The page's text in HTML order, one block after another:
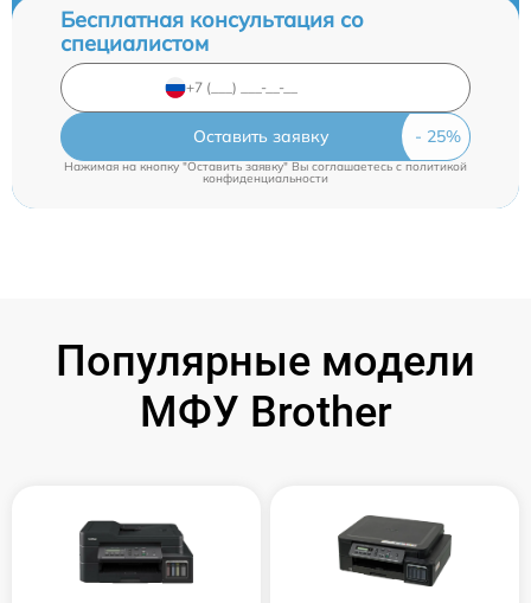
Бесплатная консультация со
специалистом
Оставить заявку
Нажимая на кнопку "Оставить заявку" Вы соглашаетесь cполитикой
конфиденциальности
Популярные модели
МФУ Brother